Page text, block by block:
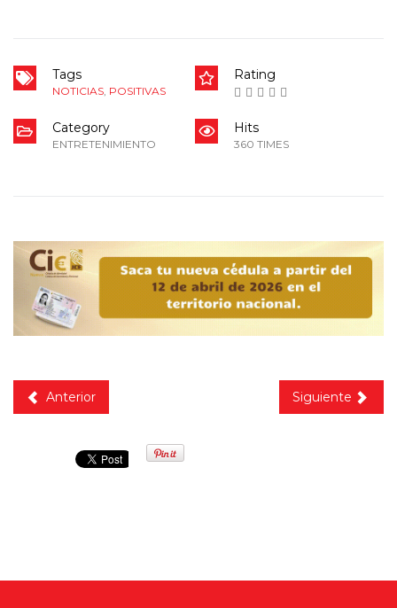
Tags
NOTICIAS POSITIVAS
Rating
Category
ENTRETENIMIENTO
Hits
360 TIMES
Anterior Siguiente